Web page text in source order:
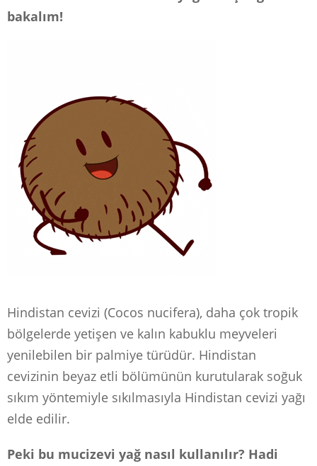
bakalım!
Hindistan cevizi (Cocos nucifera), daha çok tropik
bölgelerde yetişen ve kalın kabuklu meyveleri
yenilebilen bir palmiye türüdür. Hindistan
cevizinin beyaz etli bölümünün kurutularak soğuk
sıkım yöntemiyle sıkılmasıyla Hindistan cevizi yağı
elde edilir.
Peki bu mucizevi yağ nasıl kullanılır? Hadi